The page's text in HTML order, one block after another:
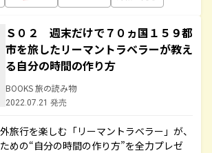
Ｓ０２ 週末だけで７０ヵ国１５９都
市を旅したリーマントラベラーが教え
る自分の時間の作り方
BOOKS 旅の読み物
2022.07.21 発売
旅行を楽しむ「リーマントラベラー」が、
めの“自分の時間の作り方”を全力プレゼ